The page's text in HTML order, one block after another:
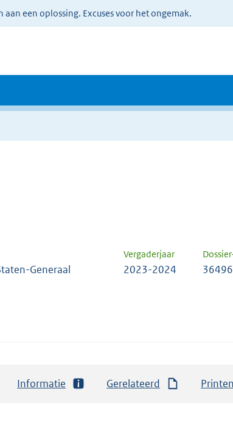
een oplossing. Excuses voor het ongemak.
Vergaderjaar
Generaal 2023-2024
Informatie Gerelateerd Printen